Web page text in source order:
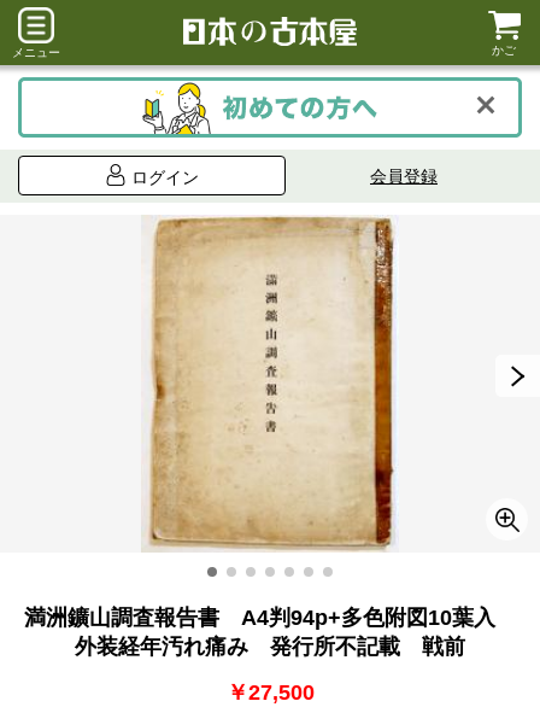
メニュー かご
ログイン 会員登録
満洲鑛山調査報告書 A4判94p+多色附図10葉入
外装経年汚れ痛み 発行所不記載 戦前
￥27,500